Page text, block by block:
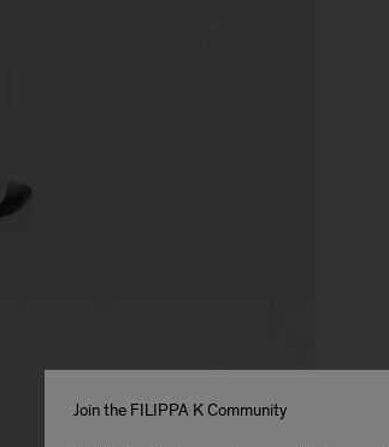
Join the FILIPPA K Community